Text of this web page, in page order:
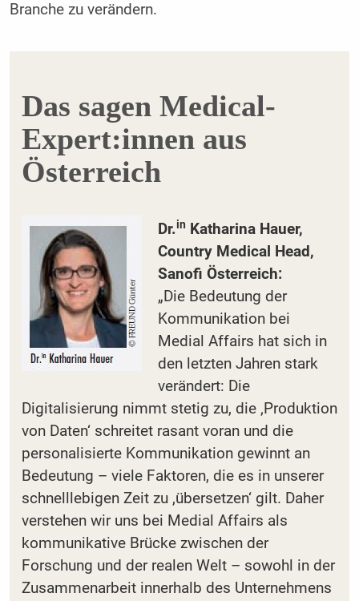
Branche zu verändern.
Das sagen Medical-
Expert:innen aus
Österreich
Dr.in
Katharina Hauer,
Country Medical Head,
Sanofi Österreich:
„Die Bedeutung der
Kommunikation bei
Medial Affairs hat sich in
den letzten Jahren stark
verändert: Die
Digitalisierung nimmt stetig zu, die ‚Produktion
von Daten‘ schreitet rasant voran und die
personalisierte Kommunikation gewinnt an
Bedeutung – viele Faktoren, die es in unserer
schnelllebigen Zeit zu ,übersetzen‘ gilt. Daher
verstehen wir uns bei Medial Affairs als
kommunikative Brücke zwischen der
Forschung und der realen Welt – sowohl in der
Zusammenarbeit innerhalb des Unternehmens